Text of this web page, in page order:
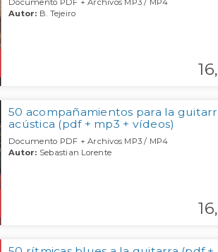
Documento PDF + Archivos MP3 / MP4
Autor: B. Tejeiro
16,
50 acompañamientos para la
acústica (pdf + mp3 + vídeos)
Documento PDF + Archivos MP3 / MP4
Autor: Sebastian Lorente
16,